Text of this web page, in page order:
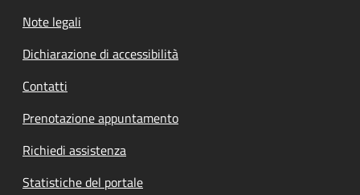
Note legali
Dichiarazione di accessibilità
Contatti
Prenotazione appuntamento
Richiedi assistenza
Statistiche del portale